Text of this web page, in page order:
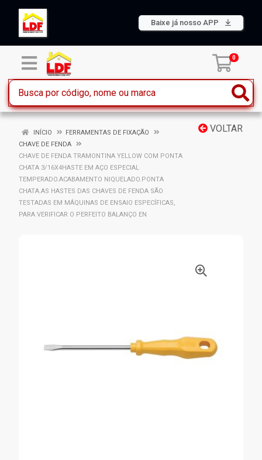
Baixe já nosso APP
0
VOLTAR
INÍCIO
FERRAMENTAS DE FIXAÇÃO
CHAVE DE FENDA
CHAVE DE FENDA TRAMONTINA YELLOW COM PONTA
CHATA 3/16X4HASTE EM AÇO ESPECIAL
TEMPERADO.ACABAMENTO NIQUELADO.PONTA
CHATA.AS HASTES DAS CHAVES DE FENDA SÃO
TESTADAS EM MÁQUINAS DE ENSAIO ESPECÍFICAS,
PARA VERIFICAR O PERFEITO BALANÇO EN